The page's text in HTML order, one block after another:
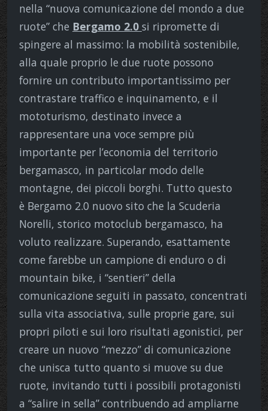
nella “nuova comunicazione del mondo a due
ruote” che Bergamo 2.0 si ripromette di
spingere al massimo: la mobilità sostenibile,
alla quale proprio le due ruote possono
fornire un contributo importantissimo per
contrastare traffico e inquinamento, e il
mototurismo, destinato invece a
rappresentare una voce sempre più
importante per l’economia del territorio
bergamasco, in particolar modo delle
montagne, dei piccoli borghi. Tutto questo
è Bergamo 2.0 nuovo sito che la Scuderia
Norelli, storico motoclub bergamasco, ha
voluto realizzare. Superando, esattamente
come farebbe un campione di enduro o di
mountain bike, i “sentieri” della
comunicazione seguiti in passato, concentrati
sulla vita associativa, sulle proprie gare, sui
propri piloti e sui loro risultati agonistici, per
creare un nuovo “mezzo” di comunicazione
che unisca tutto quanto si muove su due
ruote, invitando tutti i possibili protagonisti
a “salire in sella” contribuendo ad ampliarne